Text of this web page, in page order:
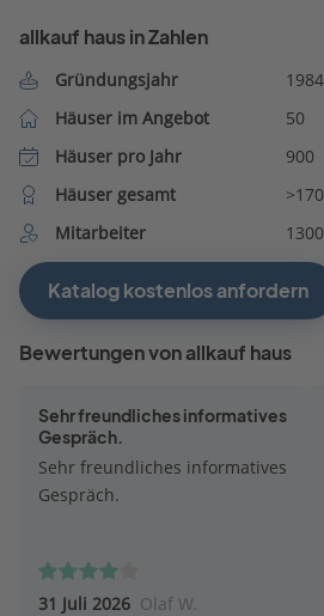
allkauf haus in Zahlen
Gründungsjahr
1984
Häuser im Angebot
50
Häuser pro Jahr
900
Häuser gesamt
Mitarbeiter
1300
Katalog kostenlos anfordern
Bewertungen von allkauf haus
Sehr freundliches informatives
Gespräch.
Sehr freundliches informatives
Gespräch.
31 Juli 2026 Olaf W.